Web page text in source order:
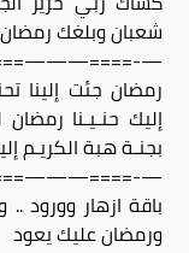
شعبان وبلغك رمضان
رمضان جئت إلينا
إليك حنـيـنا
بجنـة هبة الكريـم
باقة ازهار وورود
ورمضان عليك يعود